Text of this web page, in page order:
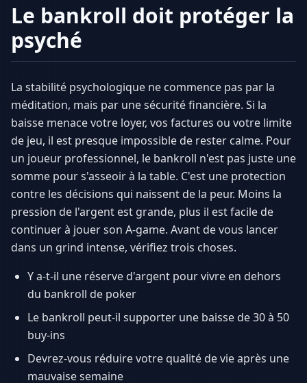
Le bankroll doit protéger la
psyché
La stabilité psychologique ne commence pas par la
méditation, mais par une sécurité financière. Si la
baisse menace votre loyer, vos factures ou votre limite
de jeu, il est presque impossible de rester calme. Pour
un joueur professionnel, le bankroll n'est pas juste une
somme pour s'asseoir à la table. C'est une protection
contre les décisions qui naissent de la peur. Moins la
pression de l'argent est grande, plus il est facile de
continuer à jouer son A-game. Avant de vous lancer
dans un grind intense, vérifiez trois choses.
Y a-t-il une réserve d'argent pour vivre en dehors
du bankroll de poker
Le bankroll peut-il supporter une baisse de 30 à 50
buy-ins
Devrez-vous réduire votre qualité de vie après une
mauvaise semaine